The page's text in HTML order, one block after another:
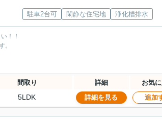
駐車2台可 閑静な住宅地 浄化槽排水
！！
。
間取り 詳細 お気
5LDK 詳細を見る 追加